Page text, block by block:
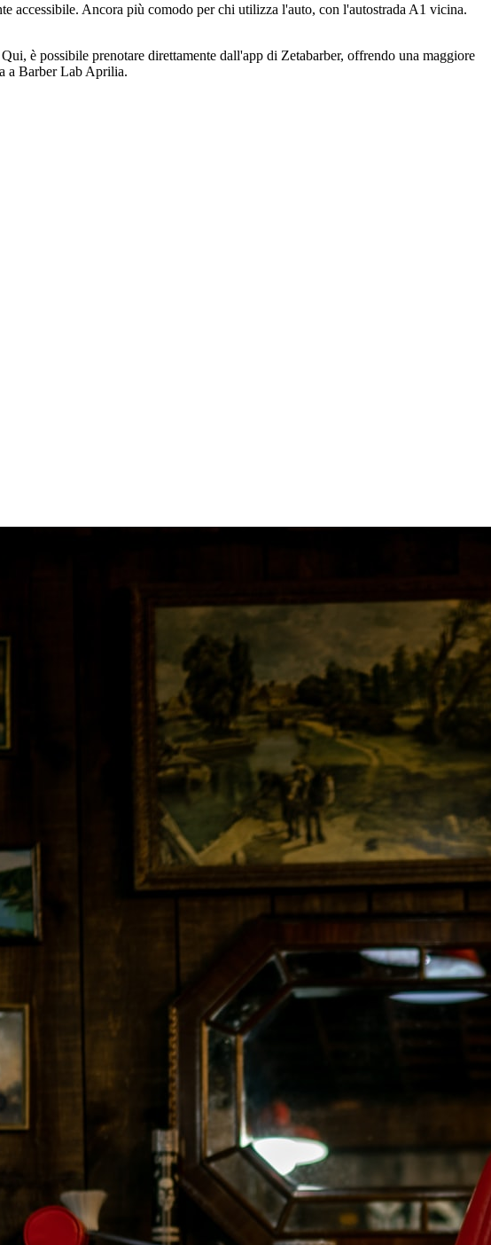
accessibile. Ancora più comodo per chi utilizza l'auto, con l'autostrada A1 vicina.
è possibile prenotare direttamente dall'app di Zetabarber, offrendo una maggiore
a Barber Lab Aprilia.